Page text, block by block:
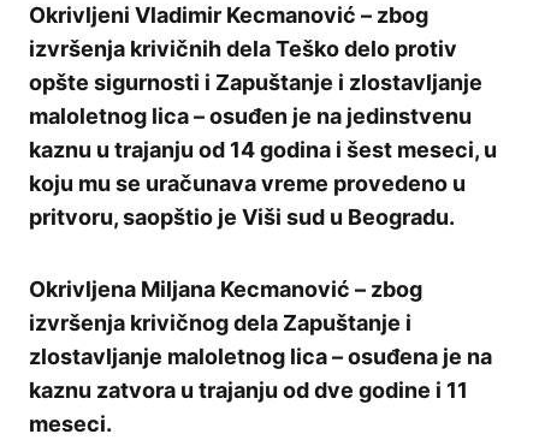
Okrivljeni Vladimir Kecmanović – zbog
izvršenja krivičnih dela Teško delo protiv
opšte sigurnosti i Zapuštanje i zlostavljanje
maloletnog lica – osuđen je na jedinstvenu
kaznu u trajanju od 14 godina i šest meseci, u
koju mu se uračunava vreme provedeno u
pritvoru, saopštio je Viši sud u Beogradu.
Okrivljena Miljana Kecmanović – zbog
izvršenja krivičnog dela Zapuštanje i
zlostavljanje maloletnog lica – osuđena je na
kaznu zatvora u trajanju od dve godine i 11
meseci.